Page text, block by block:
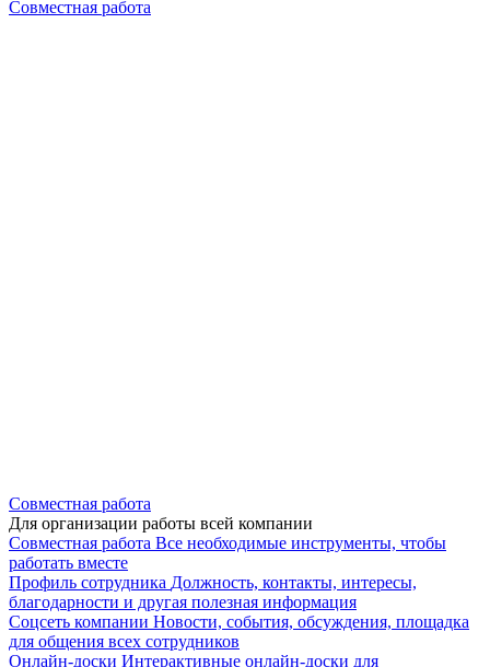
Совместная работа
Совместная работа
Для организации работы всей компании
Совместная работа Все необходимые инструменты, чтобы
работать вместе
Профиль сотрудника Должность, контакты, интересы,
благодарности и другая полезная информация
Соцсеть компании Новости, события, обсуждения, площадка
для общения всех сотрудников
Онлайн-доски Интерактивные онлайн-доски для